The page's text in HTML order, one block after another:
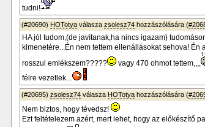
tudni!
(#20690) HOTotya válasza zsolesz74 hozzászólására (
HA jól tudom,(de javítanak,ha nincs igazam)
kimenetére...Én nem tettem ellenállásokat sehova!
rosszul emlékszem?????
vagy 470 ohmot tettem,,,,
félre vezetlek...
(#20695) zsolesz74 válasza HOTotya hozzászólására (
Nem biztos, hogy tévedsz!
Ezt feltételezem azért, mert lehet, hogy az előkészítő